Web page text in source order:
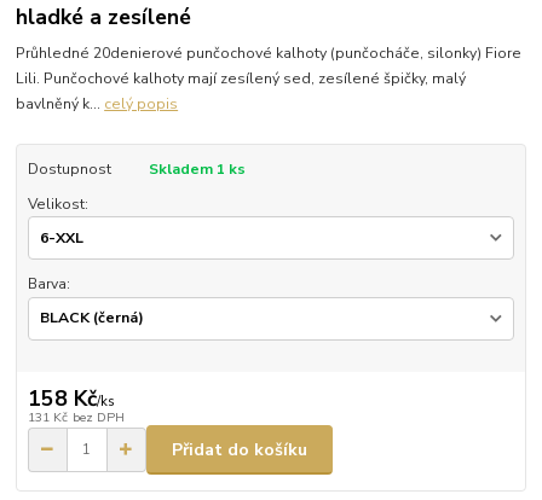
hladké a zesílené
Průhledné 20denierové punčochové kalhoty (punčocháče, silonky) Fiore
Lili. Punčochové kalhoty mají zesílený sed, zesílené špičky, malý
bavlněný k... celý popis
Dostupnost
Skladem 1 ks
Velikost:
Barva:
158 Kč/ks
131 Kč bez DPH
Přidat do košíku